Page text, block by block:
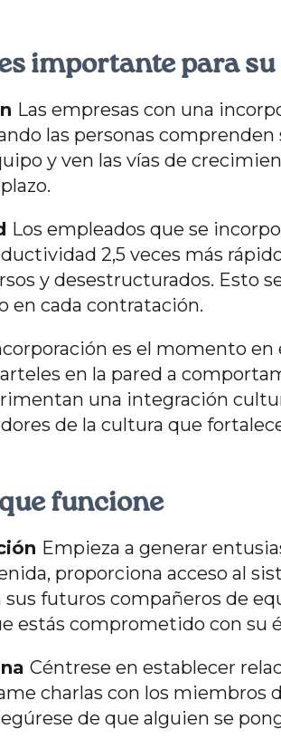
importante para su
Las empresas con una
las personas comprenden
y ven las vías de
Los empleados que se
2,5 veces más
y desestructurados. Esto
en cada contratación.
es el momento en
en la pared a
una integración
de la cultura que
funcione
Empieza a generar
proporciona acceso al
futuros compañeros de
estás comprometido con su
Céntrese en establecer
charlas con los miembros
de que alguien se